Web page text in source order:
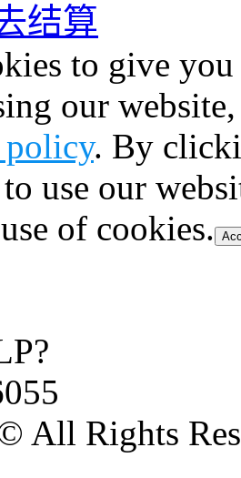
结算
to give
our
policy. By
use our
of cookies.
All Rights